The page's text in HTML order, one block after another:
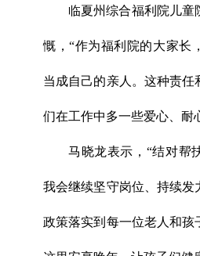
临夏州综合福利院儿童
慨，“作为福利院的大家长
当成自己的亲人。这种责任
们在工作中多一些爱心、耐
马晓龙表示，“结对帮
我会继续坚守岗位、持续发
政策落实到每一位老人和孩